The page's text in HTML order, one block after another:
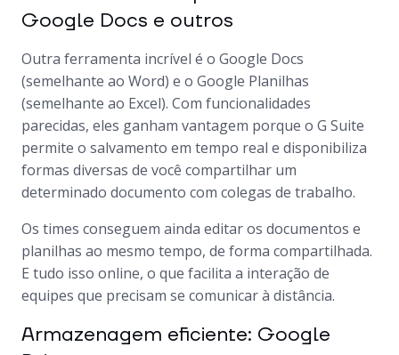
Google Docs e outros
Outra ferramenta incrível é o Google Docs
(semelhante ao Word) e o Google Planilhas
(semelhante ao Excel). Com funcionalidades
parecidas, eles ganham vantagem porque o G Suite
permite o salvamento em tempo real e disponibiliza
formas diversas de você compartilhar um
determinado documento com colegas de trabalho.
Os times conseguem ainda editar os documentos e
planilhas ao mesmo tempo, de forma compartilhada.
E tudo isso online, o que facilita a interação de
equipes que precisam se comunicar à distância.
Armazenagem eficiente: Google